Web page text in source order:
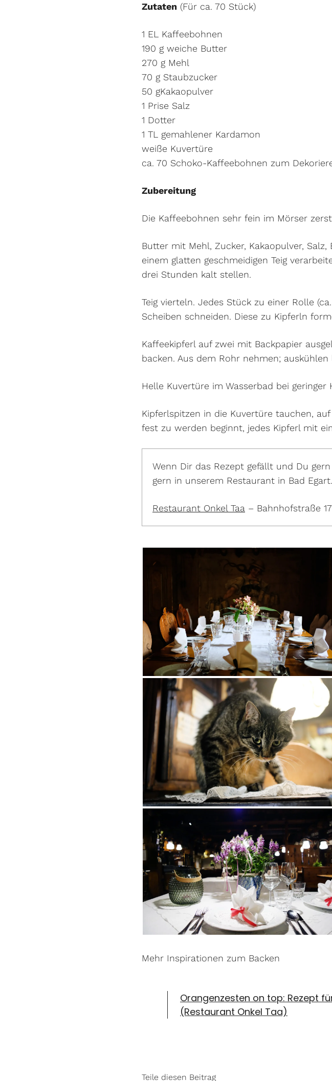
Zutaten (Für ca. 70 Stück)
1 EL Kaffeebohnen
190 g weiche Butter
270 g Mehl
70 g Staubzucker
50 gKakaopulver
1 Prise Salz
1 Dotter
1 TL gemahlener Kardamon
weiße Kuvertüre
ca. 70 Schoko-Kaffeebohnen zum
Zubereitung
Die Kaffeebohnen sehr fein im Mörser
Butter mit Mehl, Zucker, Kakaopulver,
einem glatten geschmeidigen Teig
drei Stunden kalt stellen.
Teig vierteln. Jedes Stück zu einer Rolle
Scheiben schneiden. Diese zu Kipferln
Kaffeekipferl auf zwei mit Backpapier
backen. Aus dem Rohr nehmen; auskühlen
Helle Kuvertüre im Wasserbad bei
Kipferlspitzen in die Kuvertüre tauchen,
fest zu werden beginnt, jedes Kipferl mit
Wenn Dir das Rezept gefällt und Du
gern in unserem Restaurant in Bad Egart.
Restaurant Onkel Taa – Bahnhofstraße
Mehr Inspirationen zum Backen
Orangenzesten on top: Rezept
(Restaurant Onkel Taa)
Teile diesen Beitrag